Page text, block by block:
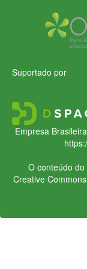
Suportado por
Empresa
O conteúdo
Creative Commons